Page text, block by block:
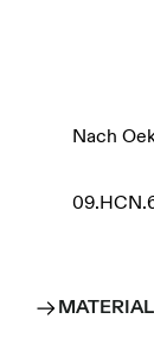
Nach
MATERIAL